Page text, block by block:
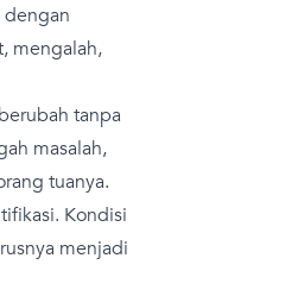
dengan
mengalah,
tanpa
masalah,
tuanya.
Kondisi
menjadi